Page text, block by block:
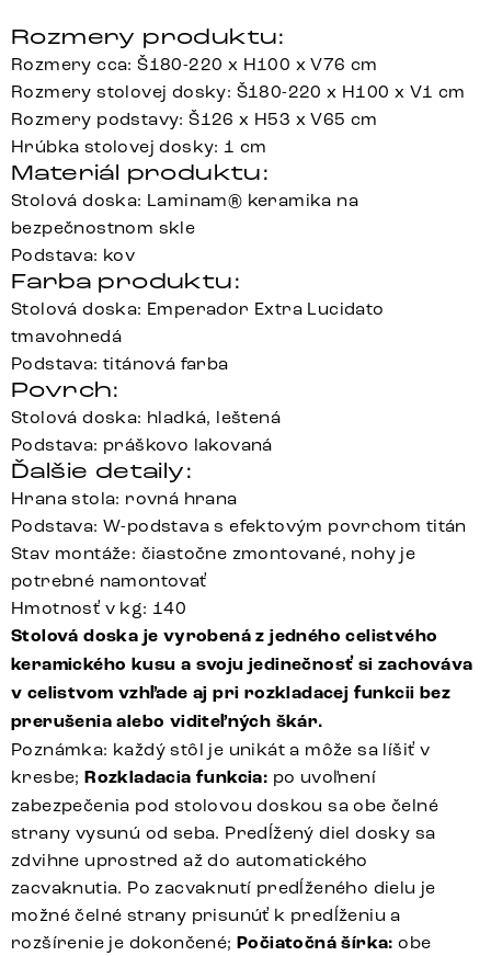
Rozmery produktu:
Rozmery cca: Š180-220 x H100 x V76 cm
Rozmery stolovej dosky: Š180-220 x H100 x V1 cm
Rozmery podstavy: Š126 x H53 x V65 cm
Hrúbka stolovej dosky: 1 cm
Materiál produktu:
Stolová doska: Laminam® keramika na
bezpečnostnom skle
Podstava: kov
Farba produktu:
Stolová doska: Emperador Extra Lucidato
tmavohnedá
Podstava: titánová farba
Povrch:
Stolová doska: hladká, leštená
Podstava: práškovo lakovaná
Ďalšie detaily:
Hrana stola: rovná hrana
Podstava: W-podstava s efektovým povrchom titán
Stav montáže: čiastočne zmontované, nohy je
potrebné namontovať
Hmotnosť v kg: 140
Stolová doska je vyrobená z jedného celistvého
keramického kusu a svoju jedinečnosť si zachováva
v celistvom vzhľade aj pri rozkladacej funkcii bez
prerušenia alebo viditeľných škár.
Poznámka: každý stôl je unikát a môže sa líšiť v
kresbe;Rozkladacia funkcia: po uvoľnení
zabezpečenia pod stolovou doskou sa obe čelné
strany vysunú od seba. Predĺžený diel dosky sa
zdvihne uprostred až do automatického
zacvaknutia. Po zacvaknutí predĺženého dielu je
možné čelné strany prisunúť k predĺženiu a
rozšírenie je dokončené; Počiatočná šírka: obe